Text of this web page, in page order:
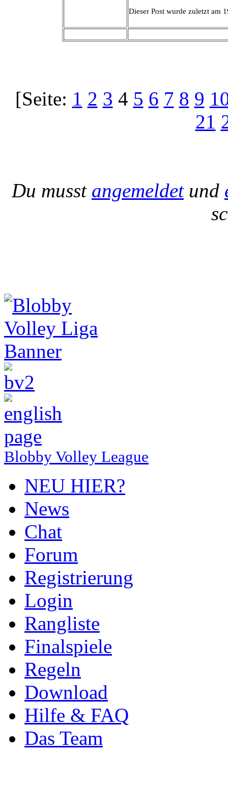
Dieser Post wurde zuletzt am
[Seite: 1 2 3 4 5 6 7 8 9
21
Du musst angemeldetund
Blobby Volley League
NEU HIER?
News
Chat
Forum
Registrierung
Login
Rangliste
Finalspiele
Regeln
Download
Hilfe & FAQ
Das Team